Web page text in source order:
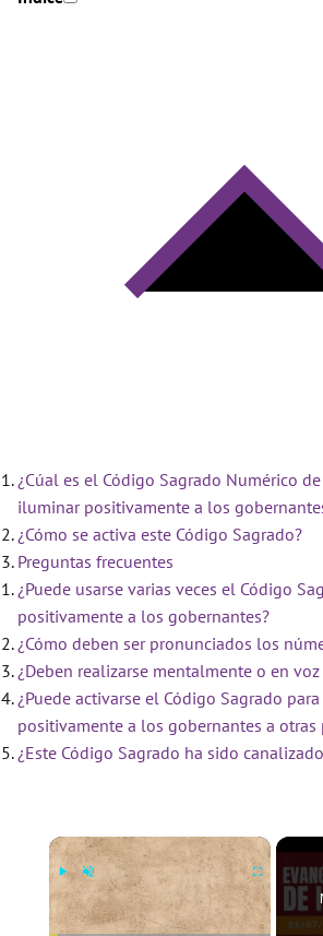
¿Cúal es el Código Sagrado Numérico
iluminar positivamente a los
¿Cómo se activa este Código Sagrado?
Preguntas frecuentes
¿Puede usarse varias veces el Código
positivamente a los gobernantes?
¿Cómo deben ser pronunciados los
¿Deben realizarse mentalmente o en
¿Puede activarse el Código Sagrado
positivamente a los gobernantes a otras
¿Este Código Sagrado ha sido
×